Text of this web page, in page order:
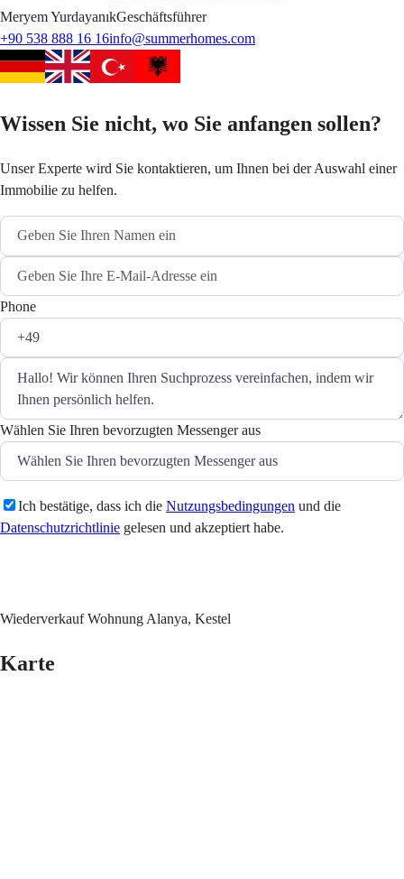
MeryemYurdayanıkGeschäftsführer
+90 538 888 16 16info@summerhomes.com
Wissen Sie nicht, wo Sie anfangen sollen?
Unser Experte wird Sie kontaktieren, um Ihnen bei der Auswahl einer
Immobilie zu helfen.
Phone
Wählen Sie Ihren bevorzugten Messenger aus
Ich bestätige, dass ich die Nutzungsbedingungen und die
Datenschutzrichtlinie gelesen und akzeptiert habe.
Wiederverkauf Wohnung Alanya, Kestel
Karte